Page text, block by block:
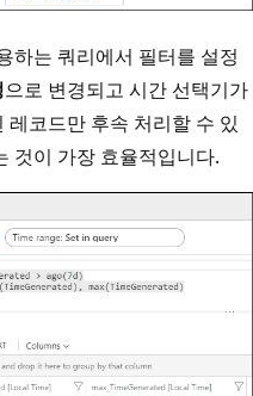
하는 쿼리에서 필터를 설정
으로 변경되고 시간 선택기가
코드만 후속 처리할 수 있
것이 가장 효율적입니다.